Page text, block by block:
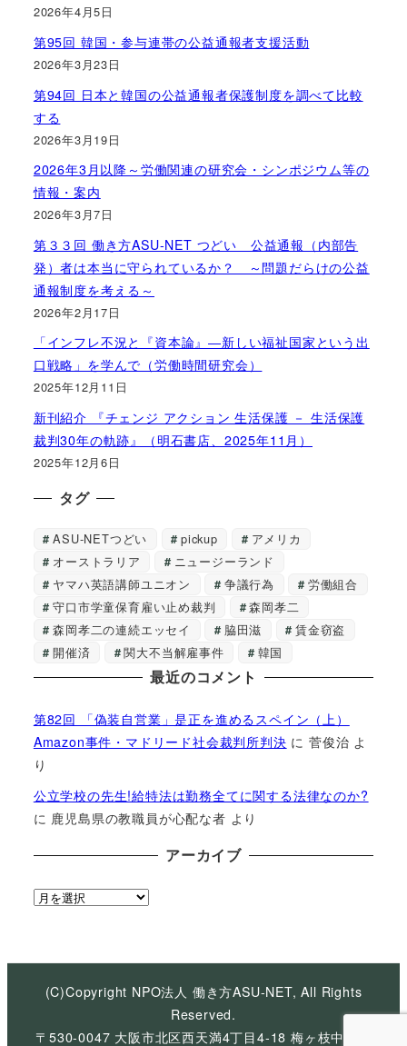
2026年4月5日
第95回 韓国・参与連帯の公益通報者支援活動
2026年3月23日
第94回 日本と韓国の公益通報者保護制度を調べて比較
する
2026年3月19日
2026年3月以降～労働関連の研究会・シンポジウム等の
情報・案内
2026年3月7日
第３３回 働き方ASU-NET つどい 公益通報（内部告
発）者は本当に守られているか？ ～問題だらけの公益
通報制度を考える～
2026年2月17日
「インフレ不況と『資本論』―新しい福祉国家という出
口戦略」を学んで（労働時間研究会）
2025年12月11日
新刊紹介 『チェンジ アクション 生活保護 － 生活保護
裁判30年の軌跡』（明石書店、2025年11月）
2025年12月6日
タグ
ASU-NETつどい pickup
アメリカ
オーストラリア
ニュージーランド
ヤマハ英語講師ユニオン
争議行為
労働組合
守口市学童保育雇い止め裁判
森岡孝二
森岡孝二の連続エッセイ
脇田滋
賃金窃盗
開催済
関大不当解雇事件 韓国
最近のコメント
第82回 「偽装自営業」是正を進めるスペイン（上）
Amazon事件・マドリード社会裁判所判決 に菅俊治 よ
り
公立学校の先生!給特法は勤務全てに関する法律なのか?
に 鹿児島県の教職員が心配な者 より
アーカイブ
ア
イ
(C)Copyright NPO法人 働き方ASU-NET, All Rights
Reserved.
〒530-0047 大阪市北区西天満4丁目4-18 梅ヶ枝中央ビ